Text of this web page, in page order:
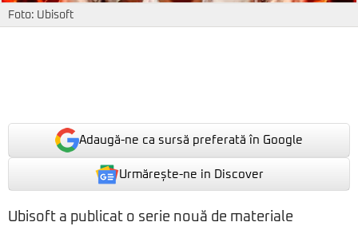
Foto: Ubisoft
Adaugă-ne ca sursă preferată în Google
Urmărește-ne in Discover
Ubisoft a publicat o serie nouă de materiale